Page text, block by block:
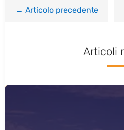
←Articolo precedente
Articoli